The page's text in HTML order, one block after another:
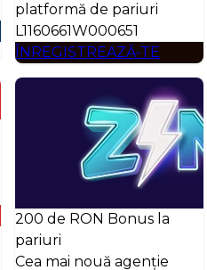
platformă de pariuri
L1160661W000651
ÎNREGISTREAZĂ-TE
200 de RON Bonus la
pariuri
Cea mai nouă agenție